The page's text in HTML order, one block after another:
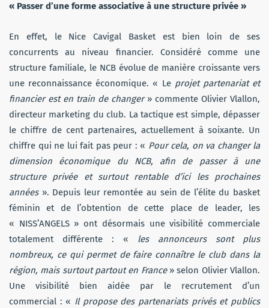
« Passer d’une forme associative à une structure privée »
En effet, le Nice Cavigal Basket est bien loin de ses
concurrents au niveau financier. Considéré comme une
structure familiale, le NCB évolue de manière croissante vers
une reconnaissance économique. « Le projet partenariat et
financier est en train de changer » commente Olivier Vlallon,
directeur marketing du club. La tactique est simple, dépasser
le chiffre de cent partenaires, actuellement à soixante. Un
chiffre qui ne lui fait pas peur : « Pour cela, on va changer la
dimension économique du NCB, afin de passer à une
structure privée et surtout rentable d’ici les prochaines
années ». Depuis leur remontée au sein de l’élite du basket
féminin et de l’obtention de cette place de leader, les
« NISS’ANGELS » ont désormais une visibilité commerciale
totalement différente : « les annonceurs sont plus
nombreux, ce qui permet de faire connaître le club dans la
région, mais surtout partout en France» selon Olivier Vlallon.
Une visibilité bien aidée par le recrutement d’un
commercial : « Il propose des partenariats privés et publics